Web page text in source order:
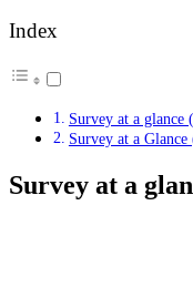
Index
Survey at a glance
Survey at a
Survey at a